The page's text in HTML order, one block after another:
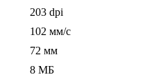
203 dpi
102 мм/с
72 мм
8 МБ